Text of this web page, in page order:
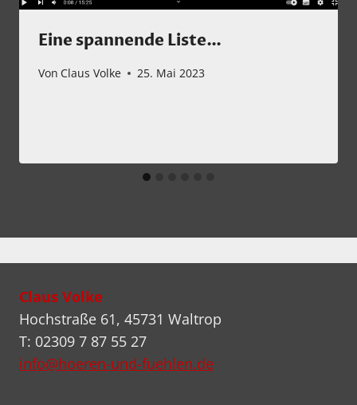
Eine spannende Liste…
Von Claus Volke 25. Mai 2023
Claus Volke
Hochstraße 61, 45731 Waltrop
T: 02309 7 87 55 27
info@hoeren-und-fuehlen.de